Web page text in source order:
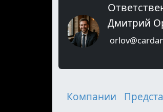
Дмитрий
Компании